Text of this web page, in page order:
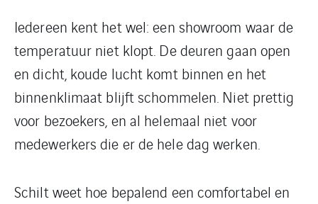
Iedereen kent het wel: een showroom waar de
temperatuur niet klopt. De deuren gaan open
en dicht, koude lucht komt binnen en het
binnenklimaat blijft schommelen. Niet prettig
voor bezoekers, en al helemaal niet voor
medewerkers die er de hele dag werken.
Schilt weet hoe bepalend een comfortabel en